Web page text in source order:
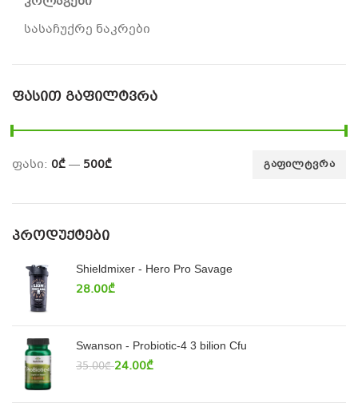
სასაჩუქრე ნაკრები
ᲤᲐᲡᲘᲗ ᲒᲐᲤᲘᲚᲢᲕᲠᲐ
ᲒᲐᲤᲘᲚᲢᲕᲠᲐ
ფასი: 0₾— 500₾
ᲞᲠᲝᲓᲣᲥᲢᲔᲑᲘ
Shieldmixer - Hero Pro Savage
28.00₾
Swanson - Probiotic-4 3 bilion Cfu
35.00₾ 24.00₾